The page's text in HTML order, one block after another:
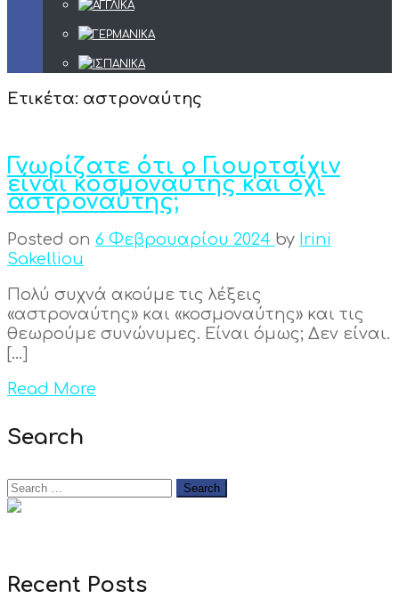
Ετικέτα: αστροναύτης
Γνωρίζατε ότι ο Γιουρτσίχιν
είναι κοσμοναύτης και όχι
αστροναύτης;
Posted on 6 Φεβρουαρίου 2024 by Irini
Sakelliou
Πολύ συχνά ακούμε τις λέξεις
«αστροναύτης» και «κοσμοναύτης» και τις
θεωρούμε συνώνυμες. Είναι όμως; Δεν είναι.
[…]
Read More
Search
Recent Posts